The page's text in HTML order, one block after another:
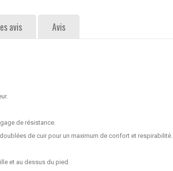
avis Avis
de résistance.
de cuir pour un maximum de confort et respirabilité.
et au dessus du pied.